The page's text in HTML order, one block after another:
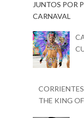
JUNTOS POR
CARNAVAL
THE KING